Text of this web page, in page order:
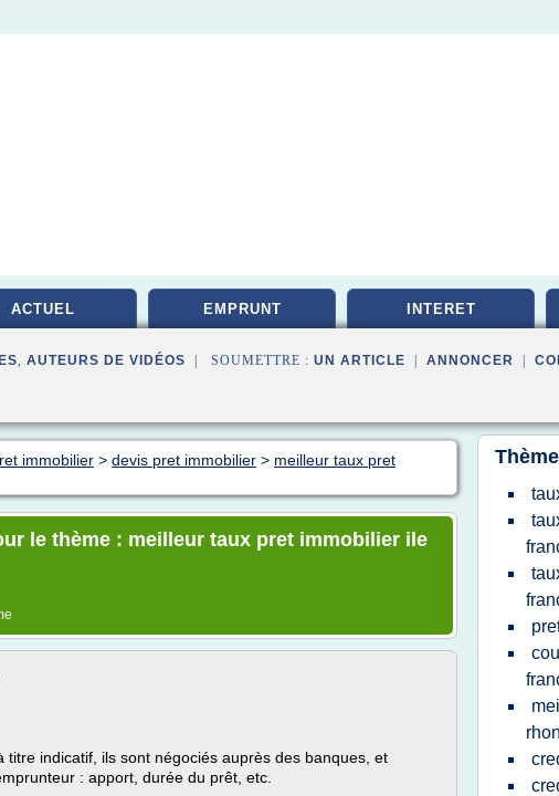
ACTUEL EMPRUNT INTERET
, AUTEURS DE VIDÉOS | SOUMETTRE : UN ARTICLE ANNONCER
immobilier > devis pret immobilier > meilleur taux pret
le thème : meilleur taux pret immobilier ile
titre indicatif, ils sont négociés auprès des banques, et
: apport, durée du prêt, etc.